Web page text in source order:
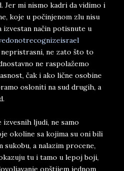
Jer mi nismo kadri da vidimo i
koje u počinjenom zlu nisu
izvestan način potisnute u
ne zato što to
ne raspolažemo
čak i ako lične osobine
osloniti na sud drugih, a
izvesnih ljudi, ne samo
okoline sa kojima su oni bili
sukobu, a nalazim procene,
tu i tamo u lepoj boji,
opštijem jednom